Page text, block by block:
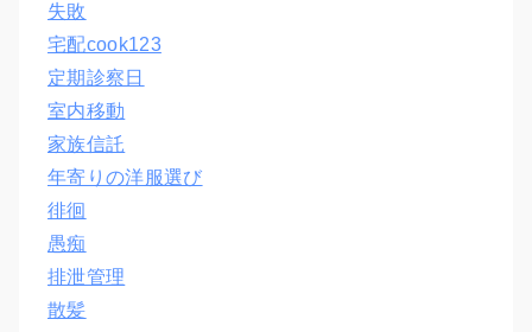
失敗
宅配cook123
定期診察日
室内移動
家族信託
年寄りの洋服選び
徘徊
愚痴
排泄管理
散髪